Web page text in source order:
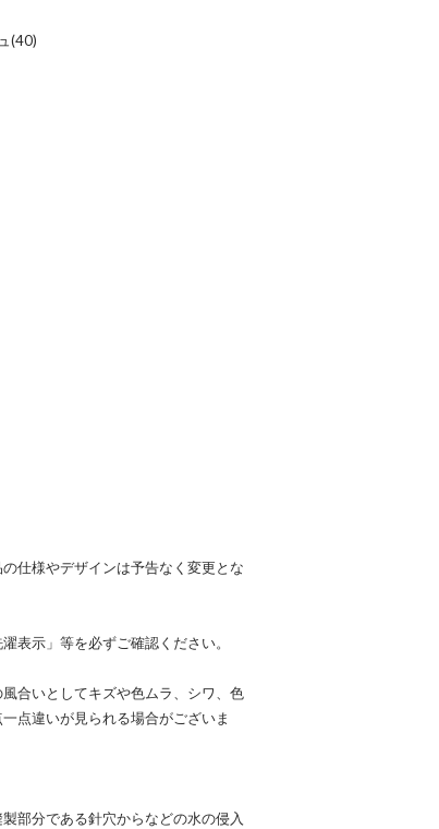
(40)
仕様やデザインは予告なく変更とな
表示」等を必ずご確認ください。
合いとしてキズや色ムラ、シワ、色
点違いが見られる場合がございま
部分である針穴からなどの水の侵入